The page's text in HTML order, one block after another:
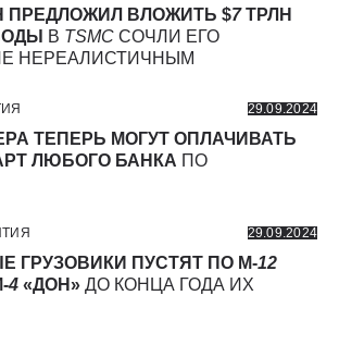
ПРЕДЛОЖИЛ ВЛОЖИТЬ $7ТРЛН
В TSMC СОЧЛИ ЕГО
НЕРЕАЛИСТИЧНЫМ
29.09.2024
ТЕПЕРЬ МОГУТ ОПЛАЧИВАТЬ
ЛЮБОГО БАНКА ПО
29.09.2024
ГРУЗОВИКИ ПУСТЯТ ПО М-12
4 «ДОН» ДО КОНЦА ГОДА ИХ